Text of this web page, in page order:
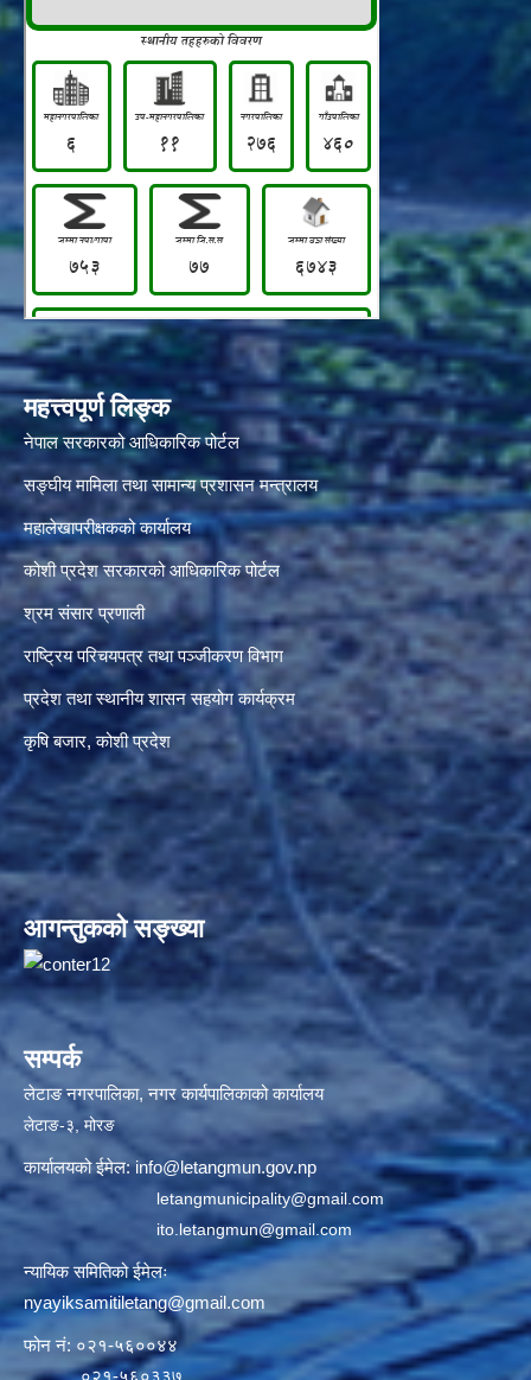
महत्त्वपूर्ण लिङ्क
नेपाल सरकारको आधिकारिक पोर्टल
सङ्‍घीय मामिला तथा सामान्य प्रशासन मन्त्रालय
महालेखापरीक्षकको कार्यालय
कोशी प्रदेश सरकारको आधिकारिक पोर्टल
श्रम संसार प्रणाली
राष्ट्रिय परिचयपत्र तथा पञ्जीकरण विभाग
प्रदेश तथा स्थानीय शासन सहयोग कार्यक्रम
कृषि बजार, कोशी प्रदेश
आगन्तुकको सङ्ख्या
सम्पर्क
लेटाङ नगरपालिका, नगर कार्यपालिकाको कार्यालय
लेटाङ-३, मोरङ
कार्यालयको ईमेल:info@letangmun.gov.np
letangmunicipality@gmail.com
ito.letangmun@gmail.com
न्यायिक समितिको ईमेलः
nyayiksamitiletang@gmail.com
फोन नं: ०२१-५६००४४